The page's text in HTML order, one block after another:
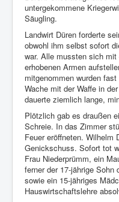
untergekommene
Säugling.
Landwirt Düren forderte
obwohl ihm selbst sofort
war. Alle mussten sich
erhobenen Armen
mitgenommen wurden
Wache mit der Waffe in
dauerte ziemlich lange,
Plötzlich gab es draußen
Schreie. In das Zimmer
Feuer eröffneten. Wilhelm
Genickschuss. Sofort tot
Frau Niederprümm, ein
ferner der 17-jährige Sohn
sowie ein 15-jähriges
Hauswirtschaftslehre